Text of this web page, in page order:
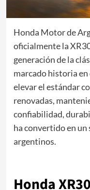
Honda Motor de
oficialmente la
generación de la
marcado historia en
elevar el estándar
renovadas,
confiabilidad,
ha convertido en
argentinos.
Honda